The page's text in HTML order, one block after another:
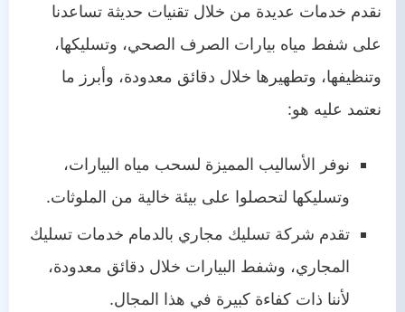
نقدم خدمات عديدة من خلال تقنيات حديثة تساعدنا
على شفط مياه بيارات الصرف الصحي، وتسليكها،
وتنظيفها، وتطهيرها خلال دقائق معدودة، وأبرز ما
نعتمد عليه هو:
نوفر الأساليب المميزة لسحب مياه البيارات،
وتسليكها لتحصلوا على بيئة خالية من الملوثات.
تقدم شركة تسليك مجاري بالدمام خدمات تسليك
المجاري، وشفط البيارات خلال دقائق معدودة،
لأننا ذات كفاءة كبيرة في هذا المجال.